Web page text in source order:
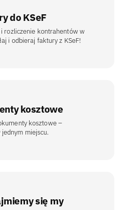
do KSeF
rozliczenie kontrahentów w
i odbieraj faktury z KSeF!
kosztowe
kosztowe –
miejscu.
się my